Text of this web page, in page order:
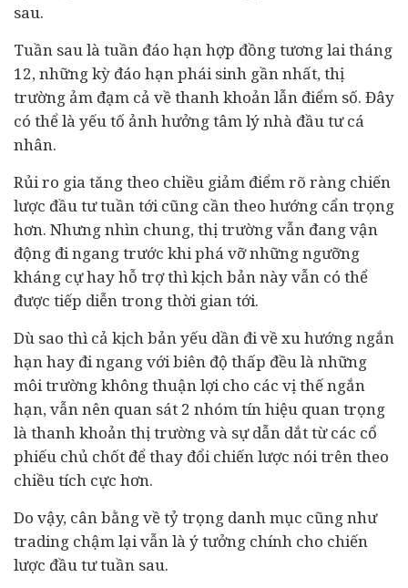
sau.
Tuần sau là tuần đáo hạn hợp đồng tương lai tháng
12, những kỳ đáo hạn phái sinh gần nhất, thị
trường ảm đạm cả về thanh khoản lẫn điểm số. Đây
có thể là yếu tố ảnh hưởng tâm lý nhà đầu tư cá
nhân.
Rủi ro gia tăng theo chiều giảm điểm rõ ràng chiến
lược đầu tư tuần tới cũng cần theo hướng cẩn trọng
hơn. Nhưng nhìn chung, thị trường vẫn đang vận
động đi ngang trước khi phá vỡ những ngưỡng
kháng cự hay hỗ trợ thì kịch bản này vẫn có thể
được tiếp diễn trong thời gian tới.
Dù sao thì cả kịch bản yếu dần đi về xu hướng ngắn
hạn hay đi ngang với biên độ thấp đều là những
môi trường không thuận lợi cho các vị thế ngắn
hạn, vẫn nên quan sát 2 nhóm tín hiệu quan trọng
là thanh khoản thị trường và sự dẫn dắt từ các cổ
phiếu chủ chốt để thay đổi chiến lược nói trên theo
chiều tích cực hơn.
Do vậy, cân bằng về tỷ trọng danh mục cũng như
trading chậm lại vẫn là ý tưởng chính cho chiến
lược đầu tư tuần sau.